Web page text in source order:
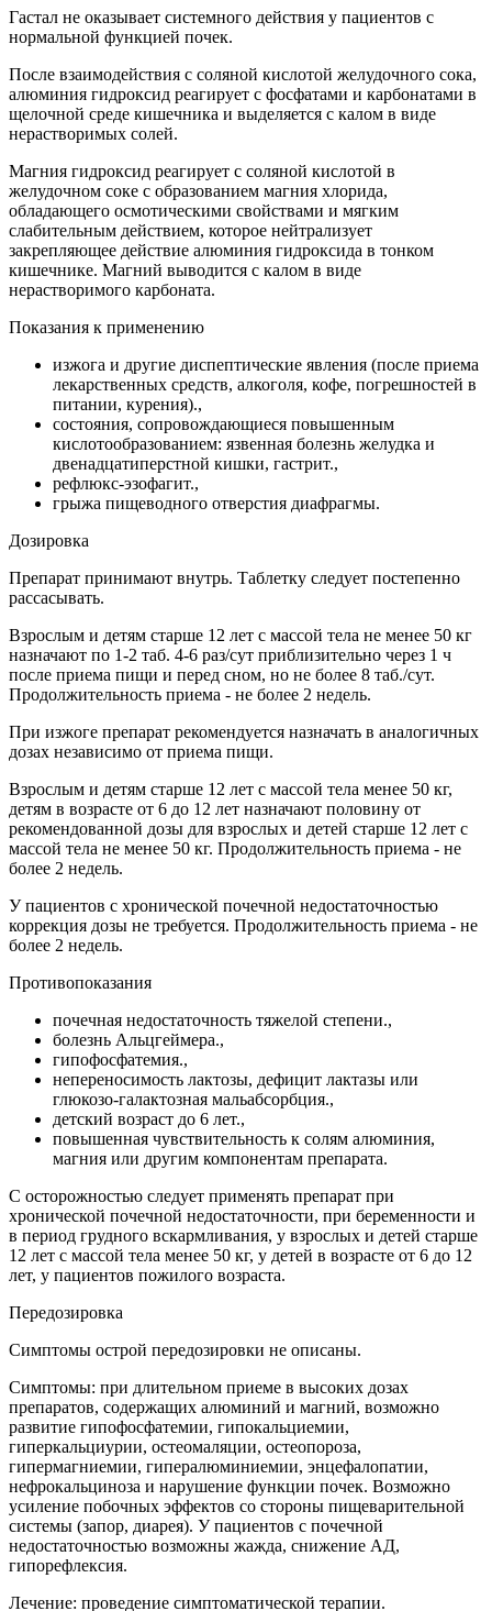
Гастал не оказывает системного действия у пациентов с
нормальной функцией почек.
После взаимодействия с соляной кислотой желудочного сока,
алюминия гидроксид реагирует с фосфатами и карбонатами в
щелочной среде кишечника и выделяется с калом в виде
нерастворимых солей.
Магния гидроксид реагирует с соляной кислотой в
желудочном соке с образованием магния хлорида,
обладающего осмотическими свойствами и мягким
слабительным действием, которое нейтрализует
закрепляющее действие алюминия гидроксида в тонком
кишечнике. Магний выводится с калом в виде
нерастворимого карбоната.
Показания к применению
изжога и другие диспептические явления (после приема
лекарственных средств, алкоголя, кофе, погрешностей в
питании, курения).,
состояния, сопровождающиеся повышенным
кислотообразованием: язвенная болезнь желудка и
двенадцатиперстной кишки, гастрит.,
рефлюкс-эзофагит.,
грыжа пищеводного отверстия диафрагмы.
Дозировка
Препарат принимают внутрь. Таблетку следует постепенно
рассасывать.
Взрослым и детям старше 12 лет с массой тела не менее 50 кг
назначают по 1-2 таб. 4-6 раз/сут приблизительно через 1 ч
после приема пищи и перед сном, но не более 8 таб./сут.
Продолжительность приема - не более 2 недель.
При изжоге препарат рекомендуется назначать в аналогичных
дозах независимо от приема пищи.
Взрослым и детям старше 12 лет с массой тела менее 50 кг,
детям в возрасте от 6 до 12 лет назначают половину от
рекомендованной дозы для взрослых и детей старше 12 лет с
массой тела не менее 50 кг. Продолжительность приема - не
более 2 недель.
У пациентов с хронической почечной недостаточностью
коррекция дозы не требуется. Продолжительность приема - не
более 2 недель.
Противопоказания
почечная недостаточность тяжелой степени.,
болезнь Альцгеймера.,
гипофосфатемия.,
непереносимость лактозы, дефицит лактазы или
глюкозо-галактозная мальабсорбция.,
детский возраст до 6 лет.,
повышенная чувствительность к солям алюминия,
магния или другим компонентам препарата.
С осторожностью следует применять препарат при
хронической почечной недостаточности, при беременности и
в период грудного вскармливания, у взрослых и детей старше
12 лет с массой тела менее 50 кг, у детей в возрасте от 6 до 12
лет, у пациентов пожилого возраста.
Передозировка
Симптомы острой передозировки не описаны.
Симптомы: при длительном приеме в высоких дозах
препаратов, содержащих алюминий и магний, возможно
развитие гипофосфатемии, гипокальциемии,
гиперкальциурии, остеомаляции, остеопороза,
гипермагниемии, гипералюминиемии, энцефалопатии,
нефрокальциноза и нарушение функции почек. Возможно
усиление побочных эффектов со стороны пищеварительной
системы (запор, диарея). У пациентов с почечной
недостаточностью возможны жажда, снижение АД,
гипорефлексия.
Лечение: проведение симптоматической терапии.